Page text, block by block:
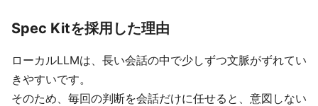
Spec Kitを採用した理由
ローカルLLMは、長い会話の中で少しずつ文脈がずれてい
きやすいです。
そのため、毎回の判断を会話だけに任せると、意図しない